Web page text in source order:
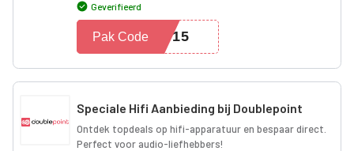
Geverifieerd
ST15
Pak Code
Speciale Hifi Aanbieding bij Doublepoint
Ontdek topdeals op hifi-apparatuur en bespaar direct.
Perfect voor audio-liefhebbers!